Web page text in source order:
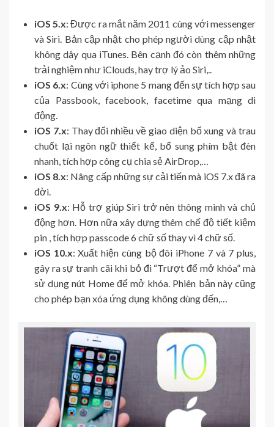
iOS 5.x: Được ra mắt năm 2011 cùng với messenger
và Siri. Bản cập nhật cho phép người dùng cập nhật
không dây qua iTunes. Bên cạnh đó còn thêm những
trải nghiệm như iClouds, hay trợ lý ảo Siri,..
iOS 6.x: Cùng với iphone 5 mang đến sự tích hợp sau
của Passbook, facebook, facetime qua mạng di
động.
iOS 7.x: Thay đổi nhiều về giao diện bổ xung và trau
chuốt lại ngôn ngữ thiết kế, bổ sung phím bật đèn
nhanh, tích hợp công cụ chia sẻ AirDrop,…
iOS 8.x: Nâng cấp những sự cải tiến mà iOS 7.x đã ra
đời.
iOS 9.x: Hỗ trợ giúp Siri trở nên thông minh và chủ
động hơn. Hơn nữa xây dựng thêm chế độ tiết kiệm
pin , tích hợp passcode 6 chữ số thay vì 4 chữ số.
iOS 10.x: Xuất hiện cùng bộ đôi iPhone 7 và 7 plus,
gây ra sự tranh cãi khi bỏ đi “Trượt để mở khóa” mà
sử dụng nút Home để mở khóa. Phiên bản này cũng
cho phép bạn xóa ứng dụng không dùng đến,…